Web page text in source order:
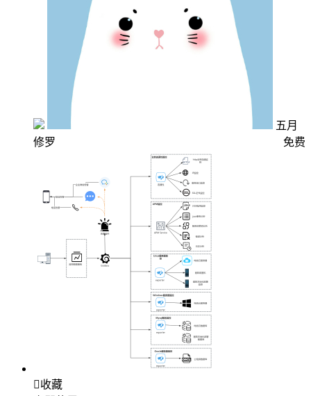
五月
修罗
免费
收藏